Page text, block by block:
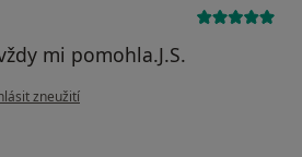
mi pomohla.J.S.
názoru uživatele Pacient
zneužití